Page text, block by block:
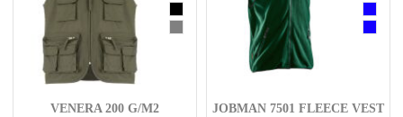
VENERA 200 G/M2
JOBMAN 7501 FLEECE VEST